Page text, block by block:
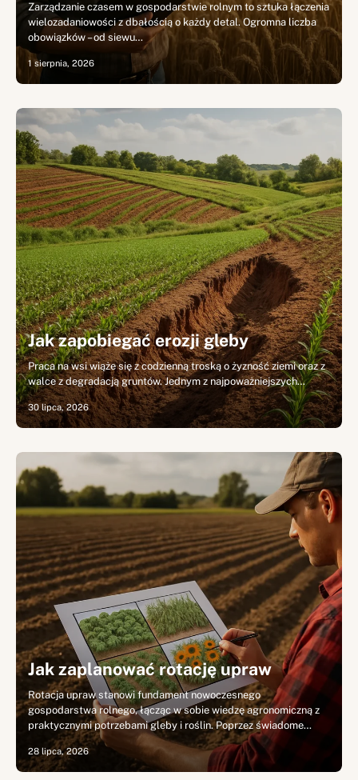
Zarządzanie czasem w gospodarstwie rolnym to sztuka łączenia
wielozadaniowości z dbałością o każdy detal. Ogromna liczba
obowiązków – od siewu…
1 sierpnia, 2026
Jak zapobiegać erozji gleby
Praca na wsi wiąże się z codzienną troską o żyzność ziemi oraz z
walce z degradacją gruntów. Jednym z najpoważniejszych…
30 lipca, 2026
Jak zaplanować rotację upraw
Rotacja upraw stanowi fundament nowoczesnego
gospodarstwa rolnego, łącząc w sobie wiedzę agronomiczną z
praktycznymi potrzebami gleby i roślin. Poprzez świadome…
28 lipca, 2026